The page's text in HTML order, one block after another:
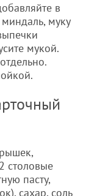
в
муку
мукой.
столовые
пасту,
сахар, соль